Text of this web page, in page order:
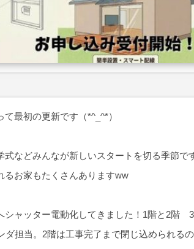
最初の更新です（*^_^*）
式などみんなが新しいスタートを切る季節
るお家もたくさんありますww
シャッター電動化してきました！1階と2階
ダ担当。2階は工事完了まで閉じ込められる